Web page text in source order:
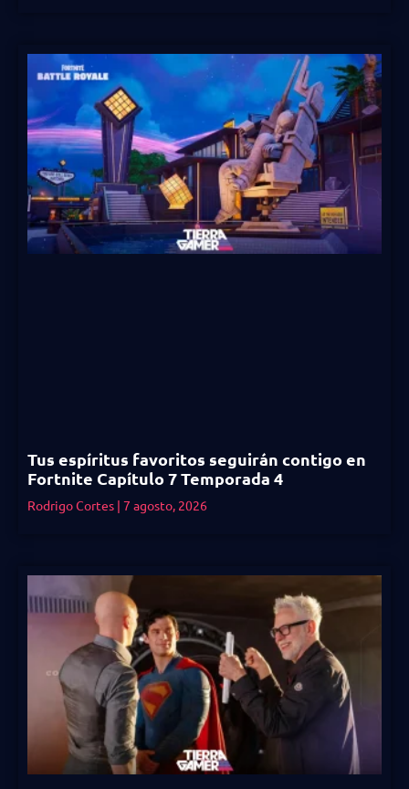
Tus espíritus favoritos seguirán contigo en
Fortnite Capítulo 7 Temporada 4
Rodrigo Cortes 7 agosto, 2026